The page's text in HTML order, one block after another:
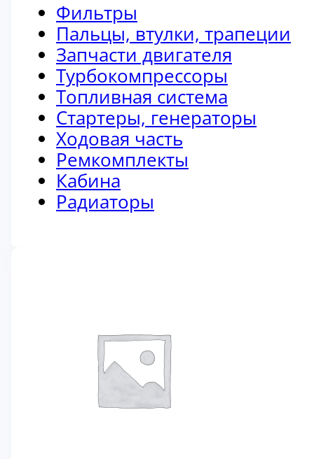
Фильтры
Пальцы, втулки, трапеции
Запчасти двигателя
Турбокомпрессоры
Топливная система
Стартеры, генераторы
Ходовая часть
Ремкомплекты
Кабина
Радиаторы